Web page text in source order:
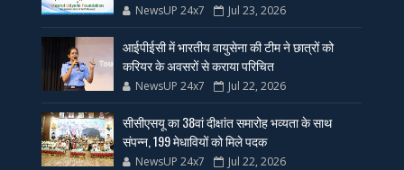
NewsUP 24x7 Jul 23, 2026
आईपीईसी में भारतीय वायुसेना की टीम ने छात्रों को
करियर के अवसरों से कराया परिचित
NewsUP 24x7 Jul 22, 2026
सीसीएसयू का 38वां दीक्षांत समारोह भव्यता के साथ
संपन्न, 199 मेधावियों को मिले पदक
NewsUP 24x7 Jul 22, 2026